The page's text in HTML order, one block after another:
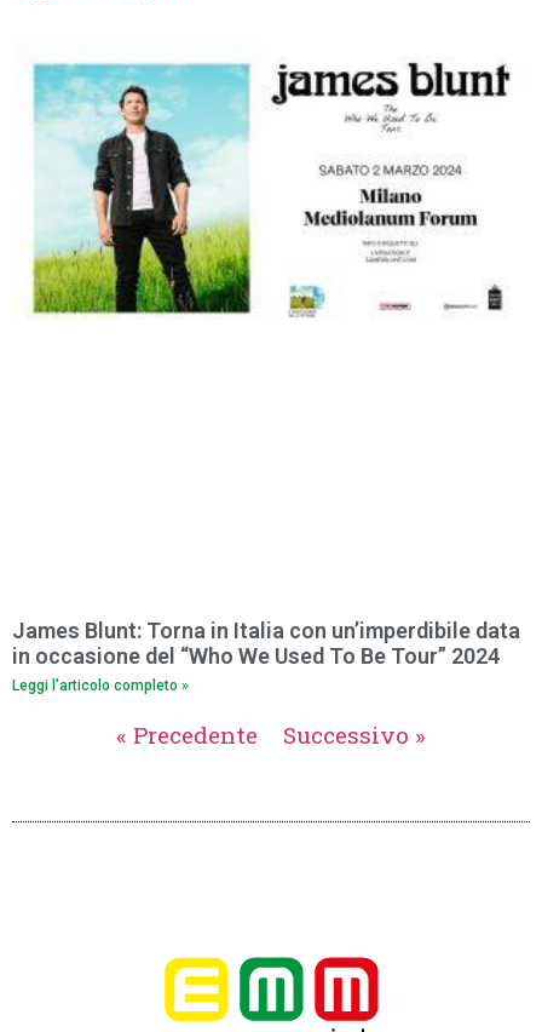
James Blunt: Torna in Italia con un’imperdibile data
in occasione del “Who We Used To Be Tour” 2024
Leggi l'articolo completo »
« Precedente Successivo »